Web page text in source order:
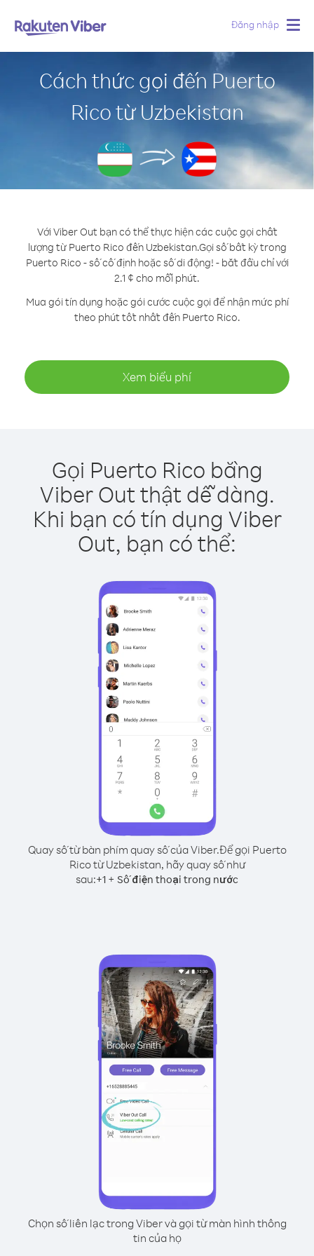
Đăng nhập
Cách thức gọi đến Puerto
Rico từ Uzbekistan
Với Viber Out bạn có thể thực hiện các cuộc gọi chất
lượng từ Puerto Rico đến Uzbekistan.Gọi số bất kỳ trong
Puerto Rico - số cố định hoặc số di động! - bắt đầu chỉ với
2.1 ¢ cho mỗi phút.
Mua gói tín dụng hoặc gói cước cuộc gọi để nhận mức phí
theo phút tốt nhất đến Puerto Rico.
Xem biểu phí
Gọi Puerto Rico bằng
Viber Out thật dễ dàng.
Khi bạn có tín dụng Viber
Out, bạn có thể:
Quay số từ bàn phím quay số của Viber.Để gọi Puerto
Rico từ Uzbekistan, hãy quay số như
sau:+1 + Số điện thoại trong nước
Chọn số liên lạc trong Viber và gọi từ màn hình thông
tin của họ